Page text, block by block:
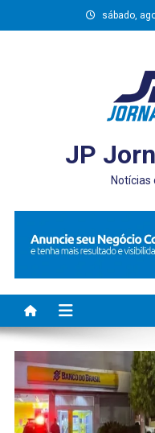
to
sábado,
JP
Notícias